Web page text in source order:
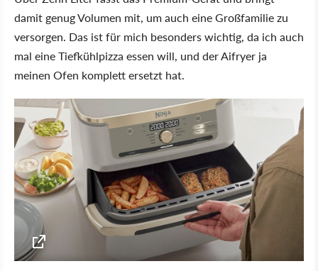
damit genug Volumen mit, um auch eine Großfamilie zu
versorgen. Das ist für mich besonders wichtig, da ich auch
mal eine Tiefkühlpizza essen will, und der Aifryer ja
meinen Ofen komplett ersetzt hat.